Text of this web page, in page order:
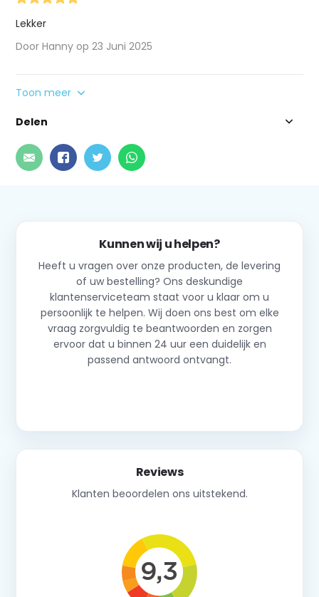
Lekker
Door Hanny op 23 Juni 2025
Toon meer
Delen
Kunnen wij u helpen?
Heeft u vragen over onze producten, de levering
of uw bestelling? Ons deskundige
klantenserviceteam staat voor u klaar om u
persoonlijk te helpen. Wij doen ons best om elke
vraag zorgvuldig te beantwoorden en zorgen
ervoor dat u binnen 24 uur een duidelijk en
passend antwoord ontvangt.
Reviews
Klanten beoordelen ons uitstekend.